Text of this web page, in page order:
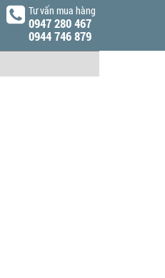
Tư vấn mua hàng
0947 280 467
0944 746 879